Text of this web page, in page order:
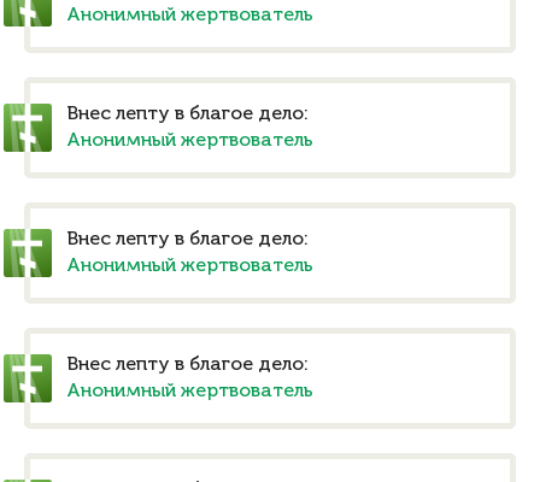
Анонимный жертвователь
Внес лепту в благое дело:
Анонимный жертвователь
Внес лепту в благое дело:
Анонимный жертвователь
Внес лепту в благое дело:
Анонимный жертвователь